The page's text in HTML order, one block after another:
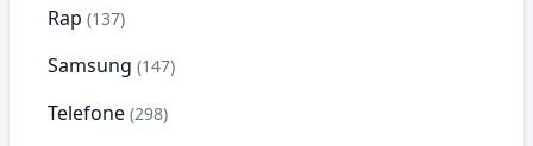
Rap (137)
Samsung (147)
Telefone (298)